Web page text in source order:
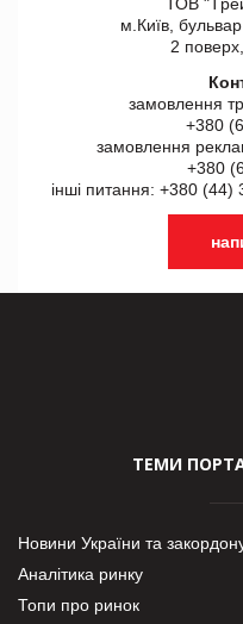
м.Київ,
2
замовлення
+380
замовлення
+380
інші питання: +380
ТЕМИ
Новини України та
Аналітика ринку
Топи про ринок